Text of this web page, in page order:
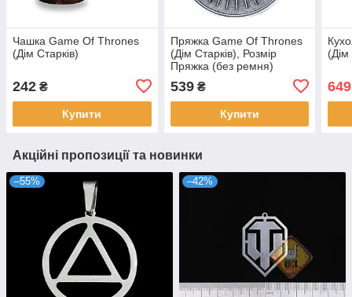
Чашка Game Of Thrones
(Дім Старків)
242 ₴
Купити
Пряжка Game Of Thrones
(Дім Старків), Розмір
Пряжка (без ремня)
539₴
Купити
(Дім
649
Акційні пропозиції та новинки
–55% –42%